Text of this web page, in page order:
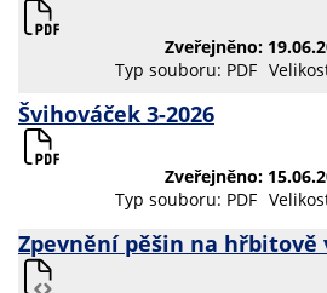
Zveřejněno:
Typ souboru: PDF
Švihováček 3-2026
Zveřejněno:
Typ souboru: PDF
Zpevnění pěšin na hřbitově